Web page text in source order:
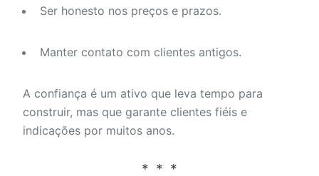
Ser honesto nos preços e prazos.
Manter contato com clientes antigos.
A confiança é um ativo que leva tempo para
construir, mas que garante clientes fiéis e
indicações por muitos anos.